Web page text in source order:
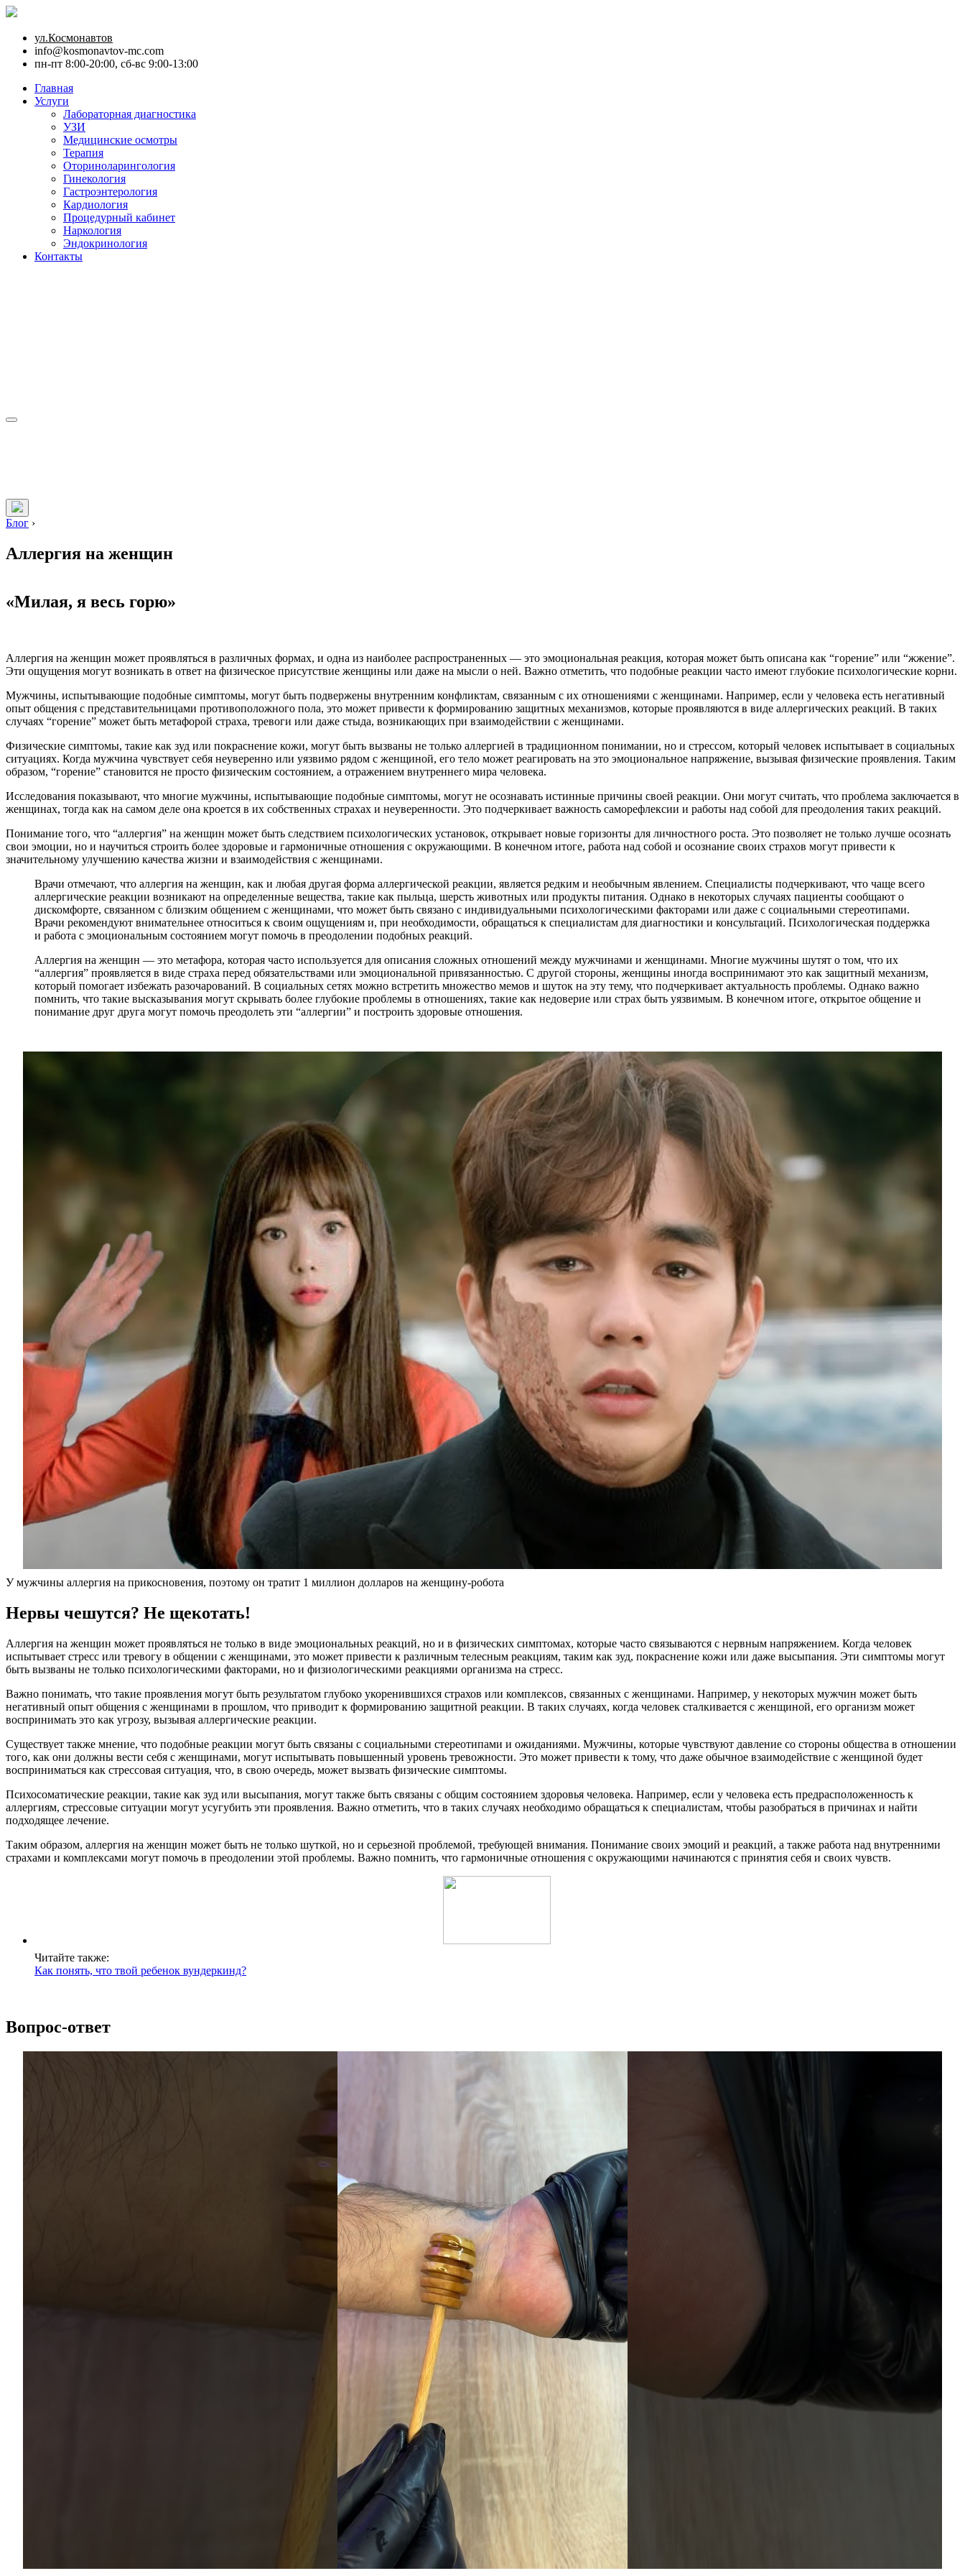
ул.Космонавтов
info@kosmonavtov-mc.com
пн-пт 8:00-20:00, сб-вс 9:00-13:00
Главная
Услуги
Лабораторная диагностика
УЗИ
Медицинские осмотры
Терапия
Оториноларингология
Гинекология
Гастроэнтерология
Кардиология
Процедурный кабинет
Наркология
Эндокринология
Контакты
Блог ›
Аллергия на женщин
«Милая, я весь горю»
Аллергия на женщин может проявляться в различных формах, и одна из наиболее распространенных — это эмоциональная реакция, которая может быть описана как “горение” или “жжение”.
Эти ощущения могут возникать в ответ на физическое присутствие женщины или даже на мысли о ней. Важно отметить, что подобные реакции часто имеют глубокие психологические корни.
Мужчины, испытывающие подобные симптомы, могут быть подвержены внутренним конфликтам, связанным с их отношениями с женщинами. Например, если у человека есть негативный
опыт общения с представительницами противоположного пола, это может привести к формированию защитных механизмов, которые проявляются в виде аллергических реакций. В таких
случаях “горение” может быть метафорой страха, тревоги или даже стыда, возникающих при взаимодействии с женщинами.
Физические симптомы, такие как зуд или покраснение кожи, могут быть вызваны не только аллергией в традиционном понимании, но и стрессом, который человек испытывает в социальных
ситуациях. Когда мужчина чувствует себя неуверенно или уязвимо рядом с женщиной, его тело может реагировать на это эмоциональное напряжение, вызывая физические проявления. Таким
образом, “горение” становится не просто физическим состоянием, а отражением внутреннего мира человека.
Исследования показывают, что многие мужчины, испытывающие подобные симптомы, могут не осознавать истинные причины своей реакции. Они могут считать, что проблема заключается в
женщинах, тогда как на самом деле она кроется в их собственных страхах и неуверенности. Это подчеркивает важность саморефлексии и работы над собой для преодоления таких реакций.
Понимание того, что “аллергия” на женщин может быть следствием психологических установок, открывает новые горизонты для личностного роста. Это позволяет не только лучше осознать
свои эмоции, но и научиться строить более здоровые и гармоничные отношения с окружающими. В конечном итоге, работа над собой и осознание своих страхов могут привести к
значительному улучшению качества жизни и взаимодействия с женщинами.
Врачи отмечают, что аллергия на женщин, как и любая другая форма аллергической реакции, является редким и необычным явлением. Специалисты подчеркивают, что чаще всего
аллергические реакции возникают на определенные вещества, такие как пыльца, шерсть животных или продукты питания. Однако в некоторых случаях пациенты сообщают о
дискомфорте, связанном с близким общением с женщинами, что может быть связано с индивидуальными психологическими факторами или даже с социальными стереотипами.
Врачи рекомендуют внимательнее относиться к своим ощущениям и, при необходимости, обращаться к специалистам для диагностики и консультаций. Психологическая поддержка
и работа с эмоциональным состоянием могут помочь в преодолении подобных реакций.
Аллергия на женщин — это метафора, которая часто используется для описания сложных отношений между мужчинами и женщинами. Многие мужчины шутят о том, что их
“аллергия” проявляется в виде страха перед обязательствами или эмоциональной привязанностью. С другой стороны, женщины иногда воспринимают это как защитный механизм,
который помогает избежать разочарований. В социальных сетях можно встретить множество мемов и шуток на эту тему, что подчеркивает актуальность проблемы. Однако важно
помнить, что такие высказывания могут скрывать более глубокие проблемы в отношениях, такие как недоверие или страх быть уязвимым. В конечном итоге, открытое общение и
понимание друг друга могут помочь преодолеть эти “аллергии” и построить здоровые отношения.
У мужчины аллергия на прикосновения, поэтому он тратит 1 миллион долларов на женщину-робота
Нервы чешутся? Не щекотать!
Аллергия на женщин может проявляться не только в виде эмоциональных реакций, но и в физических симптомах, которые часто связываются с нервным напряжением. Когда человек
испытывает стресс или тревогу в общении с женщинами, это может привести к различным телесным реакциям, таким как зуд, покраснение кожи или даже высыпания. Эти симптомы могут
быть вызваны не только психологическими факторами, но и физиологическими реакциями организма на стресс.
Важно понимать, что такие проявления могут быть результатом глубоко укоренившихся страхов или комплексов, связанных с женщинами. Например, у некоторых мужчин может быть
негативный опыт общения с женщинами в прошлом, что приводит к формированию защитной реакции. В таких случаях, когда человек сталкивается с женщиной, его организм может
воспринимать это как угрозу, вызывая аллергические реакции.
Существует также мнение, что подобные реакции могут быть связаны с социальными стереотипами и ожиданиями. Мужчины, которые чувствуют давление со стороны общества в отношении
того, как они должны вести себя с женщинами, могут испытывать повышенный уровень тревожности. Это может привести к тому, что даже обычное взаимодействие с женщиной будет
восприниматься как стрессовая ситуация, что, в свою очередь, может вызвать физические симптомы.
Психосоматические реакции, такие как зуд или высыпания, могут также быть связаны с общим состоянием здоровья человека. Например, если у человека есть предрасположенность к
аллергиям, стрессовые ситуации могут усугубить эти проявления. Важно отметить, что в таких случаях необходимо обращаться к специалистам, чтобы разобраться в причинах и найти
подходящее лечение.
Таким образом, аллергия на женщин может быть не только шуткой, но и серьезной проблемой, требующей внимания. Понимание своих эмоций и реакций, а также работа над внутренними
страхами и комплексами могут помочь в преодолении этой проблемы. Важно помнить, что гармоничные отношения с окружающими начинаются с принятия себя и своих чувств.
Читайте также:
Как понять, что твой ребенок вундеркинд?
Вопрос-ответ